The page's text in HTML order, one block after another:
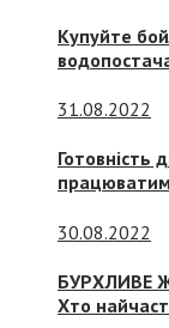
Купуйте
31.08.2022
Готовність
30.08.2022
БУРХЛИВЕ
Хто